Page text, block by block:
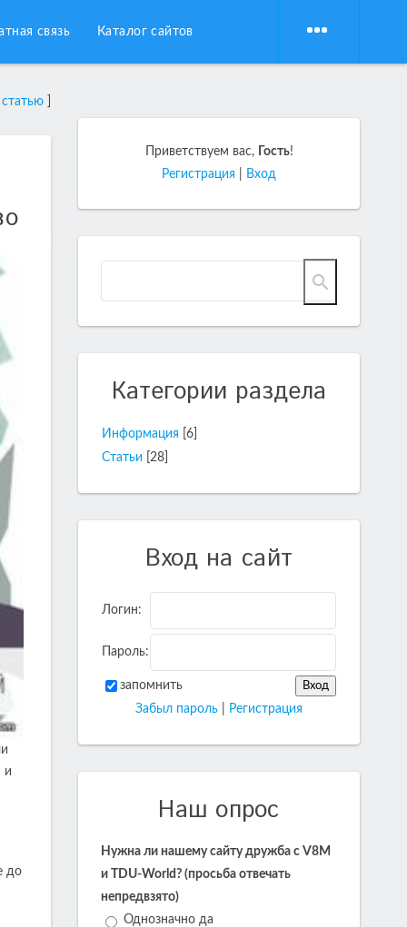
связь Каталог сайтов
и
до
Приветствуем вас, Гость!
Регистрация
Вход
Категории раздела
Информация
[6]
Статьи
[28]
Вход на сайт
Логин:
Пароль:
запомнить
Забыл пароль
Регистрация
Наш опрос
Нужна ли нашему сайту дружба с V8M
и TDU-World? (просьба отвечать
непредвзято)
Однозначно да